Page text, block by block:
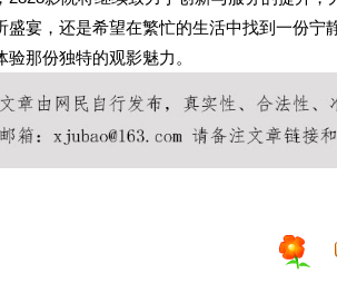
盛宴，还是希望在繁忙的生活中找到一份宁
验那份独特的观影魅力。